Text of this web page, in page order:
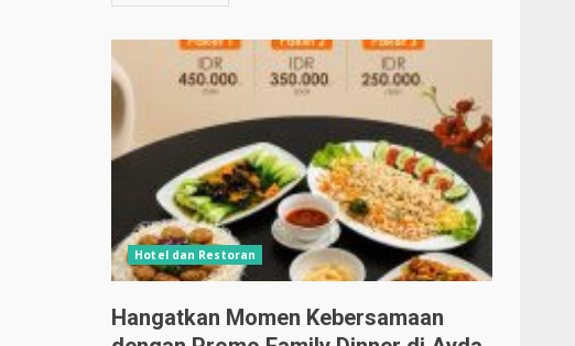
Hotel dan Restoran
Hangatkan Momen Kebersamaan